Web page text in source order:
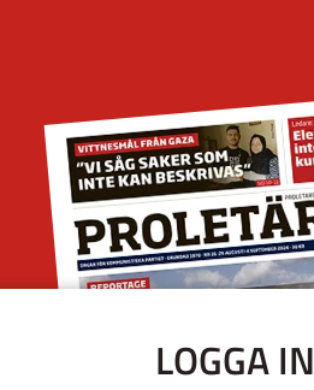
LOGGA IN